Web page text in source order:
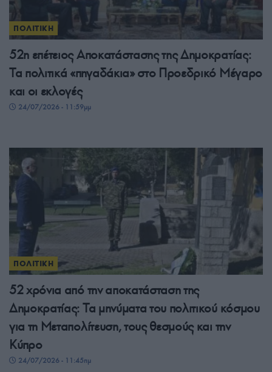
ΠΟΛΙΤΙΚΗ
52η επέτειος Αποκατάστασης της Δημοκρατίας:
Τα πολιτικά «πηγαδάκια» στο Προεδρικό Μέγαρο
και οι εκλογές
24/07/2026 - 11:59μμ
ΠΟΛΙΤΙΚΗ
52 χρόνια από την αποκατάσταση της
Δημοκρατίας: Τα μηνύματα του πολιτικού κόσμου
για τη Μεταπολίτευση, τους θεσμούς και την
Κύπρο
24/07/2026 - 11:45πμ